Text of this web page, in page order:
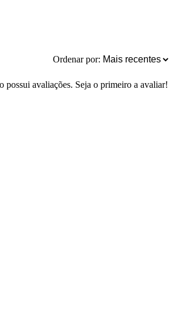
Ordenar por:
possui avaliações. Seja o primeiro a avaliar!